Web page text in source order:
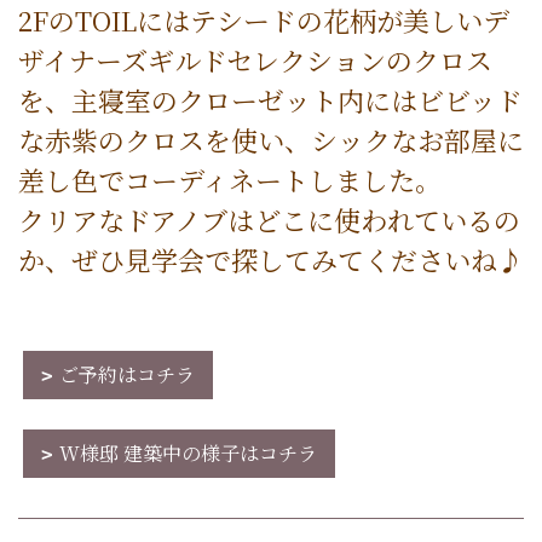
2FのTOILにはテシードの花柄が美しいデ
ザイナーズギルドセレクションのクロス
を、主寝室のクローゼット内にはビビッド
な赤紫のクロスを使い、シックなお部屋に
差し色でコーディネートしました。
クリアなドアノブはどこに使われているの
か、ぜひ見学会で探してみてくださいね♪
ご予約はコチラ
W様邸 建築中の様子はコチラ